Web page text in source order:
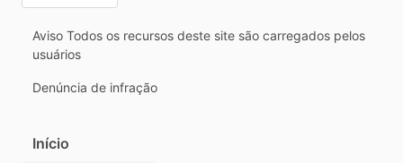
Aviso Todos os recursos deste site são carregados pelos
usuários
Denúncia de infração
Início